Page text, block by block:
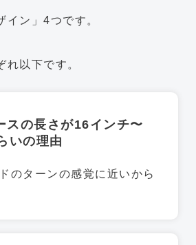
イン」4つです。
れ以下です。
スの長さが16インチ〜
いの理由
のターンの感覚に近いから